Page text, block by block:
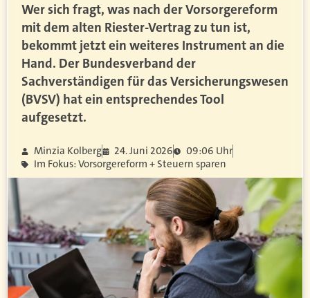
Wer sich fragt, was nach der Vorsorgereform
mit dem alten Riester-Vertrag zu tun ist,
bekommt jetzt ein weiteres Instrument an die
Hand. Der Bundesverband der
Sachverständigen für das Versicherungswesen
(BVSV) hat ein entsprechendes Tool
aufgesetzt.
Minzia Kolberg 24. Juni 2026
09:06 Uhr
Im Fokus: Vorsorgereform + Steuern sparen